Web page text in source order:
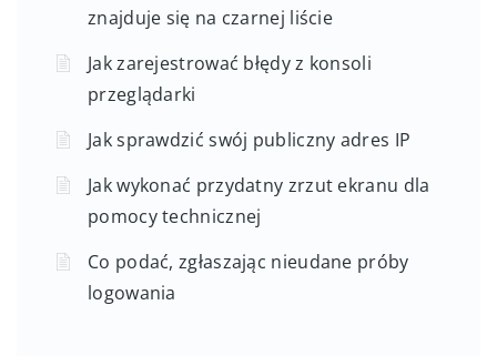
znajduje się na czarnej liście
Jak zarejestrować błędy z konsoli
przeglądarki
Jak sprawdzić swój publiczny adres IP
Jak wykonać przydatny zrzut ekranu dla
pomocy technicznej
Co podać, zgłaszając nieudane próby
logowania